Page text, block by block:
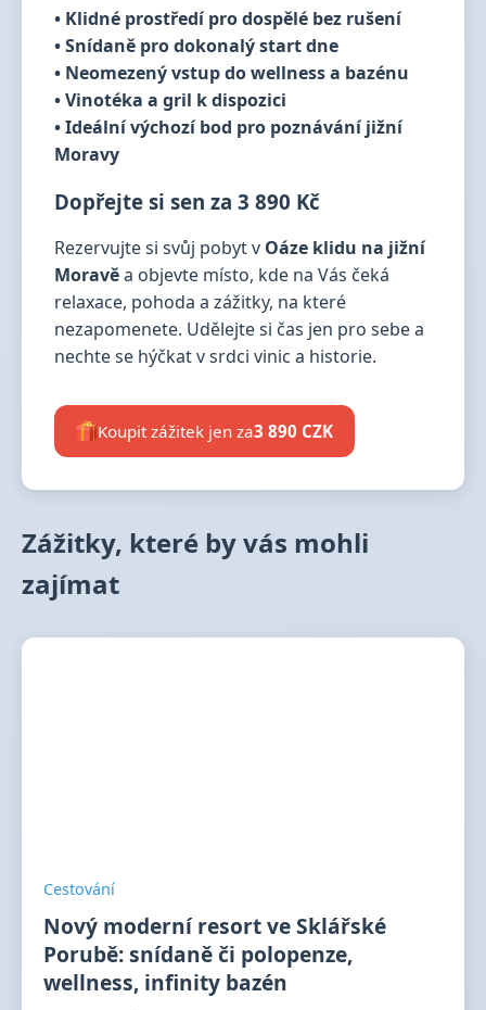
• Klidné prostředí pro dospělé bez rušení
• Snídaně pro dokonalý start dne
• Neomezený vstup do wellness a bazénu
• Vinotéka a gril k dispozici
• Ideální výchozí bod pro poznávání jižní
Moravy
Dopřejte si sen za 3 890 Kč
Rezervujte si svůj pobyt v Oáze klidu na jižní
Moravěa objevte místo, kde na Vás čeká
relaxace, pohoda a zážitky, na které
nezapomenete. Udělejte si čas jen pro sebe a
nechte se hýčkat v srdci vinic a historie.
Koupit zážitek jen za3 890 CZK
Zážitky, které by vás mohli
zajímat
Cestování
Nový moderní resort ve Sklářské
Porubě: snídaně či polopenze,
wellness, infinity bazén